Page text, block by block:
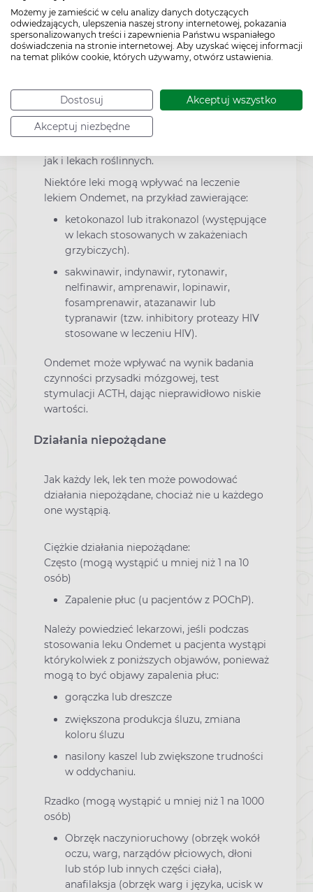
Możemy je zamieścić w celu analizy danych dotyczących
odwiedzających, ulepszenia naszej strony internetowej, pokazania
spersonalizowanych treści i zapewnienia Państwu wspaniałego
doświadczenia na stronie internetowej. Aby uzyskać więcej informacji
na temat plików cookie, których używamy, otwórz ustawienia.
Dostosuj Akceptuj wszystko
Akceptuj niezbędne
prowadzenia pojazdów i obsługiwania
maszyn.
Interakcje z innymi lekami
Należy powiedzieć lekarzowi lub farmaceucie
o wszystkich lekach stosowanych obecnie lub
ostatnio, a także o lekach, które pacjent
jak i lekach roślinnych.
Niektóre leki mogą wpływać na leczenie
lekiem Ondemet, na przykład zawierające:
ketokonazol lub itrakonazol (występujące
w lekach stosowanych w zakażeniach
grzybiczych).
sakwinawir, indynawir, rytonawir,
nelfinawir, amprenawir, lopinawir,
fosamprenawir, atazanawir lub
typranawir (tzw. inhibitory proteazy HIV
stosowane w leczeniu HIV).
Ondemet może wpływać na wynik badania
czynności przysadki mózgowej, test
stymulacji ACTH, dając nieprawidłowo niskie
wartości.
Działania niepożądane
Jak każdy lek, lek ten może powodować
działania niepożądane, chociaż nie u każdego
one wystąpią.
Ciężkie działania niepożądane:
Często (mogą wystąpić u mniej niż 1 na 10
osób)
Zapalenie płuc (u pacjentów z POChP).
Należy powiedzieć lekarzowi, jeśli podczas
stosowania leku Ondemet u pacjenta wystąpi
którykolwiek z poniższych objawów, ponieważ
mogą to być objawy zapalenia płuc:
gorączka lub dreszcze
zwiększona produkcja śluzu, zmiana
koloru śluzu
nasilony kaszel lub zwiększone trudności
w oddychaniu.
Rzadko (mogą wystąpić u mniej niż 1 na 1000
osób)
Obrzęk naczynioruchowy (obrzęk wokół
oczu, warg, narządów płciowych, dłoni
lub stóp lub innych części ciała),
anafilaksja (obrzęk warg i języka, ucisk w